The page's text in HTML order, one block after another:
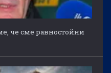
че сме равностойни